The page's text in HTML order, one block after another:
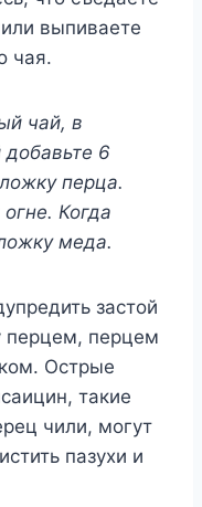
выпиваете
чая.
чай, в
6
перца.
Когда
меда.
застой
перцем, перцем
Острые
такие
чили, могут
пазухи и